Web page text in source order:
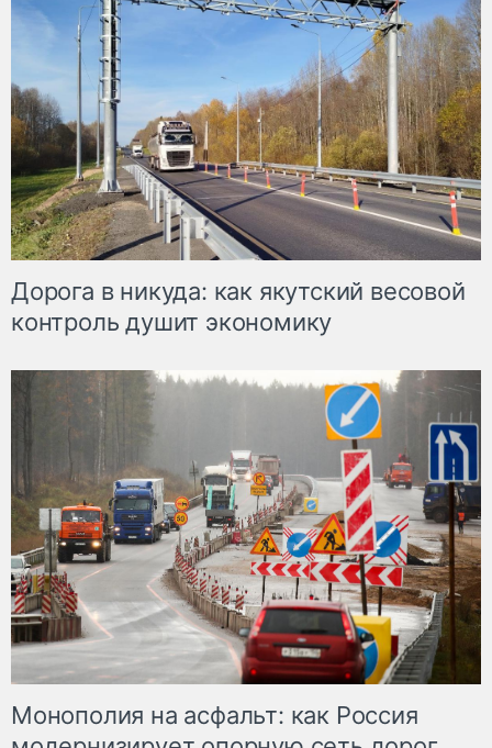
Дорога в никуда: как якутский весовой
контроль душит экономику
Монополия на асфальт: как Россия